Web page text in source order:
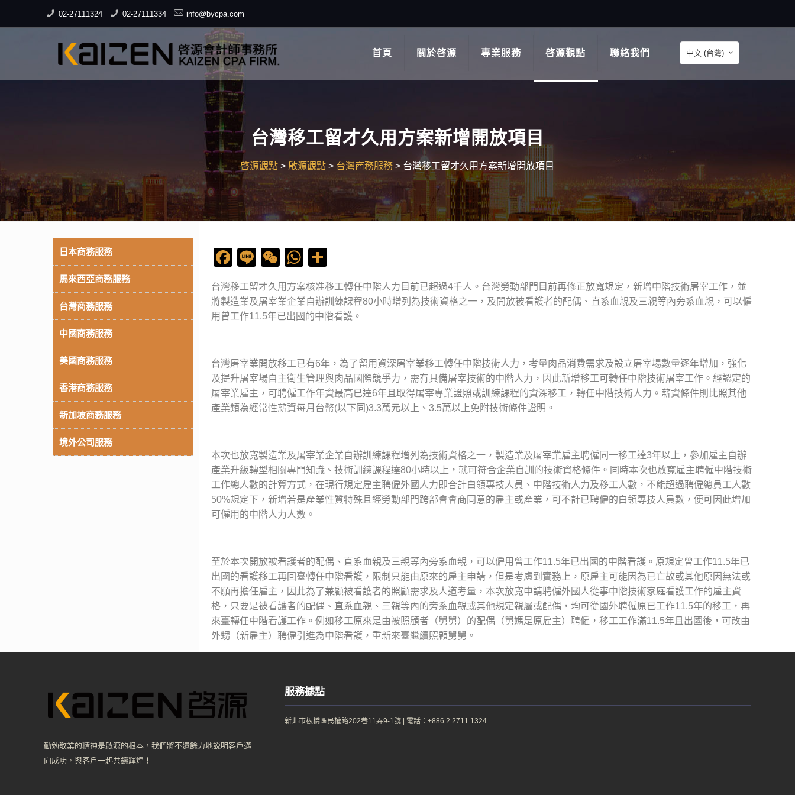
02-27111324 02-27111334 info@bycpa.com
首頁 關於啓源 專業服務 啓源觀點 聯絡我們 中文 (台灣)
台灣移工留才久用方案新增開放項目
啓源觀點 > 啟源觀點 > 台灣商務服務 > 台灣移工留才久用方案新增開放項目
Facebook
LineWeChatWhatsApp
台灣移工留才久用方案核准移工轉任中階人力目前已超過4千人。台灣勞動部門目前再修正放寬規定，新增中階技術屠宰工作，並
將製造業及屠宰業企業自辦訓練課程80小時增列為技術資格之一，及開放被看護者的配偶、直系血親及三親等內旁系血親，可以僱
用曾工作11.5年已出國的中階看護。
台灣屠宰業開放移工已有6年，為了留用資深屠宰業移工轉任中階技術人力，考量肉品消費需求及設立屠宰場數量逐年增加，強化
及提升屠宰場自主衛生管理與肉品國際競爭力，需有具備屠宰技術的中階人力，因此新增移工可轉任中階技術屠宰工作。經認定的
屠宰業雇主，可聘僱工作年資最高已達6年且取得屠宰專業證照或訓練課程的資深移工，轉任中階技術人力。薪資條件則比照其他
產業類為經常性薪資每月台幣(以下同)3.3萬元以上、3.5萬以上免附技術條件證明。
本次也放寬製造業及屠宰業企業自辦訓練課程增列為技術資格之一，製造業及屠宰業雇主聘僱同一移工達3年以上，參加雇主自辦
產業升級轉型相關專門知識、技術訓練課程達80小時以上，就可符合企業自訓的技術資格條件。同時本次也放寬雇主聘僱中階技術
工作總人數的計算方式，在現行規定雇主聘僱外國人力即合計白領專技人員、中階技術人力及移工人數，不能超過聘僱總員工人數
50%規定下，新增若是產業性質特殊且經勞動部門跨部會會商同意的雇主或產業，可不計已聘僱的白領專技人員數，便可因此增加
可僱用的中階人力人數。
至於本次開放被看護者的配偶、直系血親及三親等內旁系血親，可以僱用曾工作11.5年已出國的中階看護。原規定曾工作11.5年已
出國的看護移工再回臺轉任中階看護，限制只能由原來的雇主申請，但是考慮到實務上，原雇主可能因為已亡故或其他原因無法或
不願再擔任雇主，因此為了兼顧被看護者的照顧需求及人道考量，本次放寬申請聘僱外國人從事中階技術家庭看護工作的雇主資
格，只要是被看護者的配偶、直系血親、三親等內的旁系血親或其他規定親屬或配偶，均可從國外聘僱原已工作11.5年的移工，再
來臺轉任中階看護工作。例如移工原來是由被照顧者（舅舅）的配偶（舅媽是原雇主）聘僱，移工工作滿11.5年且出國後，可改由
外甥（新雇主）聘僱引進為中階看護，重新來臺繼續照顧舅舅。
日本商務服務
馬來西亞商務服務
台灣商務服務
中國商務服務
美國商務服務
香港商務服務
新加坡商務服務
境外公司服務
勤勉敬業的精神是啟源的根本，我們將不遺餘力地説明客戶邁
向成功，與客戶一起共鑄輝煌！
服務據點
新北市板橋區民權路202巷11弄9-1號| 電話：+886 2 2711 1324